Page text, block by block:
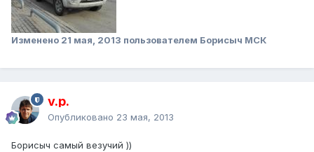
Изменено 21 мая, 2013 пользователем Борисыч МСК
v.p.
Опубликовано 23 мая, 2013
Борисыч самый везучий ))